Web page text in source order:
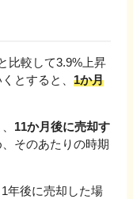
比較して3.9%上昇
とすると、 1か月
11か月後に売却す
、そのあたりの時期
年後に売却した場